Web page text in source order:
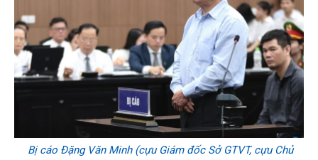
Bị cáo Đặng Văn Minh (cựu Giám đốc Sở GTVT, cựu Chủ